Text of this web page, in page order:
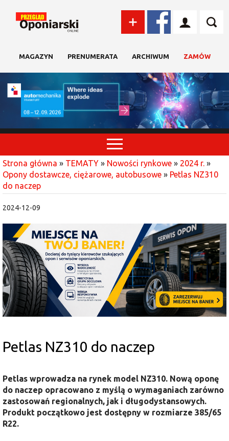
MAGAZYN PRENUMERATA ARCHIWUM ZAMÓW
Strona główna » TEMATY » Nowości rynkowe » 2024 r. »
Opony dostawcze, ciężarowe, autobusowe » Petlas NZ310
do naczep
2024-12-09
Petlas NZ310 do naczep
Petlas wprowadza na rynek model NZ310. Nową oponę
do naczep opracowano z myślą o wymaganiach zarówno
zastosowań regionalnych, jak i długodystansowych.
Produkt początkowo jest dostępny w rozmiarze 385/65
R22.